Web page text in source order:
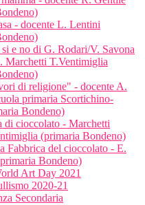
- docente L. Lentini
e no di G. Rodari/V. Savona
Marchetti T.Ventimiglia
di religione" - docente A.
primaria Scortichino-
Bondeno)
di cioccolato - Marchetti
(primaria Bondeno)
Fabbrica del cioccolato - E.
Bondeno)
Art Day 2021
2020-21
Secondaria